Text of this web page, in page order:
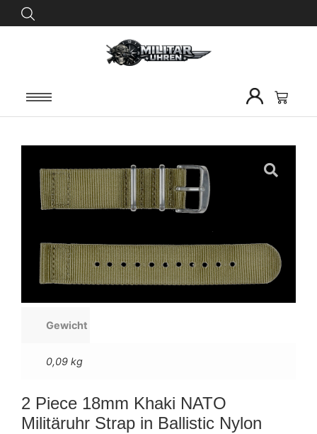
Gewicht
0,09 kg
2 Piece 18mm Khaki NATO
Militäruhr Strap in Ballistic Nylon